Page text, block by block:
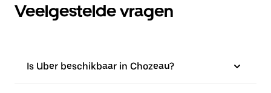
Veelgestelde vragen
Is Uber beschikbaar in Chozeau?